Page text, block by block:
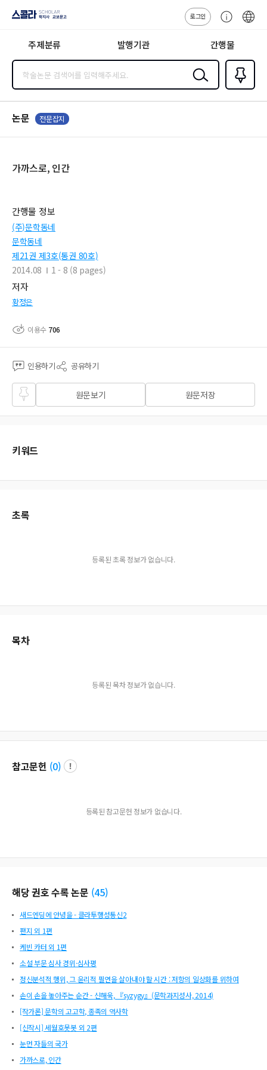
지사·교보문고
로그인
센
주제분류 발행기관 간행물
검색
즐겨찾
기0
논문 전문잡지
가까스로, 인간
간행물 정보
(주)문학동네
문학동네
제21권 제3호(통권 80호)
2014.08
1 - 8 (8 pages)
저자
황정은
이용수 706
인용하기 공유하기
즐겨
찾기
원문보기 원문저장
키워드
초록
등록된 초록 정보가 없습니다.
목차
등록된 목차 정보가 없습니다.
참고문헌 (0)
등록된 참고문헌 정보가 없습니다.
해당 권호 수록 논문 (45)
새드엔딩에 안녕을 - 클라투행성통신2
팬지 외 1편
케빈 카터 외 1편
소설 부문 심사 경위·심사평
정신분석적 행위, 그 윤리적 필연을 살아내야 할 시간 : 저항의 일상화를 위하여
손이 손을 놓아주는 순간 - 신해욱, 『syzygy』(문학과지성사, 2014)
[작가론] 문학의 고고학, 종족의 역사학
[신작시] 세월호못봇 외 2편
눈먼 자들의 국가
가까스로, 인간